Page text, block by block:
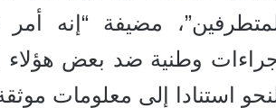
مضيفة “إنه
وطنية ضد بعض هؤلاء
استنادا إلى معلومات